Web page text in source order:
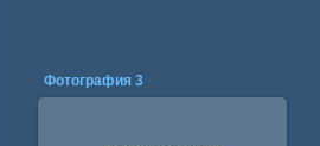
Фотография 3